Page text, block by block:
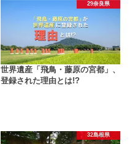
29奈良県
世界遺産「飛鳥・藤原の宮都」、
登録された理由とは!?
32島根県